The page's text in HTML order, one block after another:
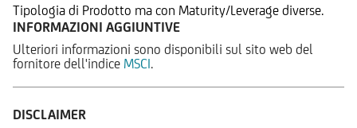
Tipologia di Prodotto ma con Maturity/Leverage diverse.
INFORMAZIONI AGGIUNTIVE
Ulteriori informazioni sono disponibili sul sito web del
fornitore dell'indice MSCI.
DISCLAIMER